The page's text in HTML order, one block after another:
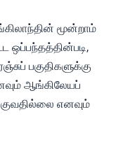
மூன்றாம்
ஒப்பந்தத்தின்படி,
பகுதிகளுக்கு
ஆங்கிலேயப்
எனவும்